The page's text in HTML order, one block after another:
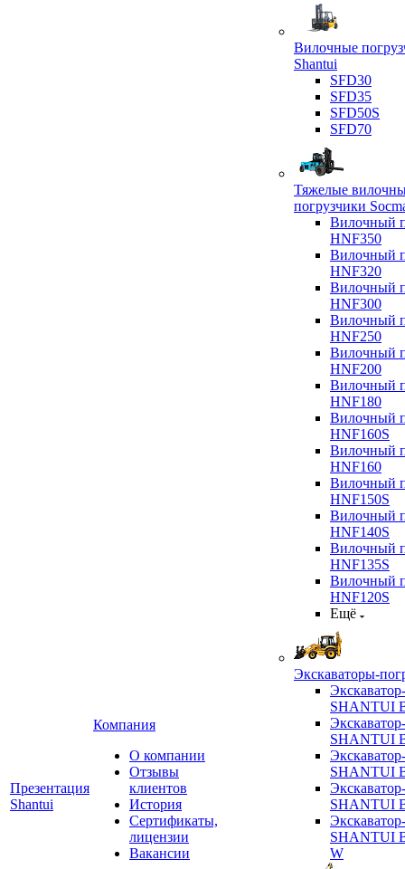
Презентация
Shantui
Компания
О компании
Отзывы
клиентов
История
Сертификаты,
лицензии
Вакансии
Вилочные
Shantui
SFD30
SFD35
SFD50S
SFD70
Тяжелые
погрузчики
Вилочный
HNF350
Вилочный
HNF320
Вилочный
HNF300
Вилочный
HNF250
Вилочный
HNF200
Вилочный
HNF180
Вилочный
HNF160S
Вилочный
HNF160
Вилочный
HNF150S
Вилочный
HNF140S
Вилочный
HNF135S
Вилочный
HNF120S
Ещё
Экскаваторы-
SHANTUI
SHANTUI
SHANTUI
SHANTUI
SHANTUI
W